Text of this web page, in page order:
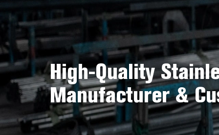
High-Quality
Manufacturer &